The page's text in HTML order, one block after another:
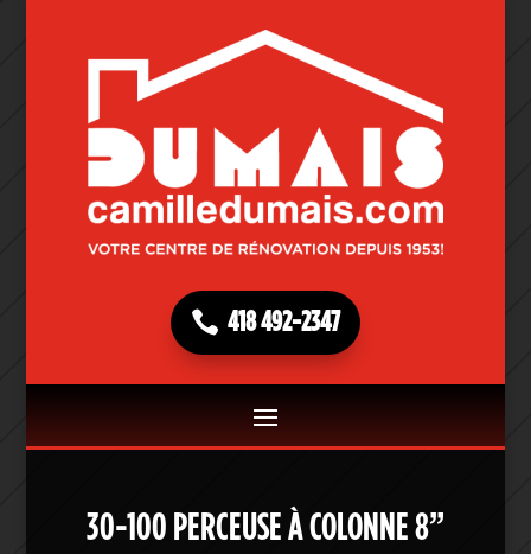
418 492-2347
30-100 PERCEUSE À COLONNE 8”